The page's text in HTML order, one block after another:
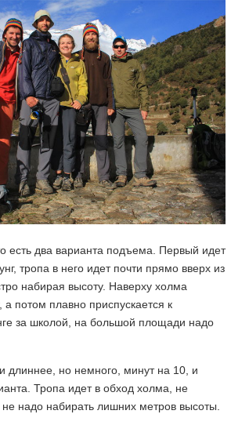
есть два варианта подъема. Первый идет
тропа в него идет почти прямо вверх из
набирая высоту. Наверху холма
а потом плавно приспускается к
за школой, на большой площади надо
длиннее, но немного, минут на 10, и
Тропа идет в обход холма, не
надо набирать лишних метров высоты.